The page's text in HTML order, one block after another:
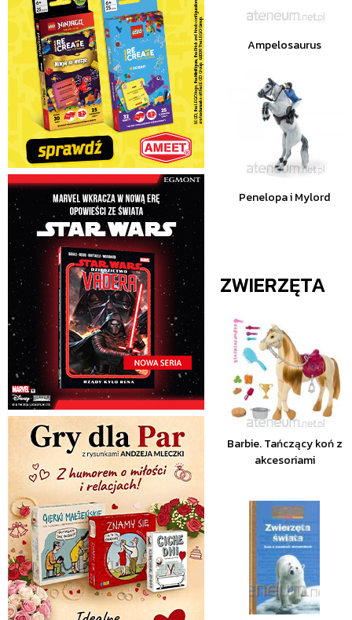
Ampelosaurus
Penelopa i Mylord
ZWIERZĘTA
Barbie. Tańczący koń z
akcesoriami